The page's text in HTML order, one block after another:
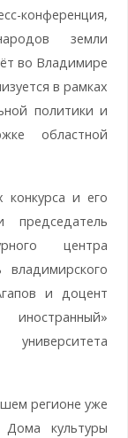
конференция,
земли
во Владимире
в рамках
политики и
областной
конкурса и его
председатель
центра
и доцент
университета
регионе уже
культуры